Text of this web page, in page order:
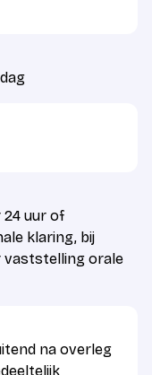
24 uur of
klaring, bij
vaststelling orale
na overleg